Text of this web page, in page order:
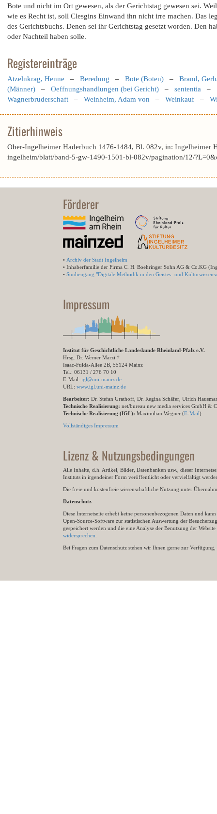
Bote und nicht im Ort gewesen, als der Gerichtstag gewesen sei.
wie es Recht ist, soll Clesgins Einwand ihn nicht irre machen. Das
des Gerichtsbuchs. Denen sei ihr Gerichtstag gesetzt worden. Den
oder Nachteil haben solle.
Registereinträge
Atzelnkrag, Henne – Beredung – Bote (Boten) – Brand,
(Männer) – Oeffnungshandlungen (bei Gericht) – sententia –
Wagnerbruderschaft – Weinheim, Adam von – Weinkauf –
Zitierhinweis
Ober-Ingelheimer Haderbuch 1476-1484, Bl. 082v, in: Ingelheimer
ingelheim/blatt/band-5-gw-1490-1501-bl-082v/pagination/12/
Förderer
• Archiv der Stadt Ingelheim
• Inhaberfamilie der Firma C. H. Boehringer Sohn AG & Co.KG
• Studiengang "Digitale Methodik in den Geistes- und
Impressum
Institut für Geschichtliche Landeskunde Rheinland-Pfalz e.V.
Hrsg. Dr. Werner Marzi †
Isaac-Fulda-Allee 2B, 55124 Mainz
Tel.: 06131 / 276 70 10
E-Mail: igl@uni-mainz.de
URL: www.igl.uni-mainz.de
Bearbeiter: Dr. Stefan Grathoff, Dr. Regina Schäfer, Ulrich
Technische Realisierung: net/bureau new media services GmbH &
Technische Realisierung (IGL): Maximilian Wegner (E-Mail)
Vollständiges Impressum
Lizenz & Nutzungsbedingungen
Alle Inhalte, d.h. Artikel, Bilder, Datenbanken usw., dieser
Instituts in irgendeiner Form veröffentlicht oder vervielfältigt
Die freie und kostenfreie wissenschaftliche Nutzung unter
Datenschutz
Diese Internetseite erhebt keine personenbezogenen Daten und
Open-Source-Software zur statistischen Auswertung der
gespeichert werden und die eine Analyse der Benutzung der
widersprechen
Bei Fragen zum Datenschutz stehen wir Ihnen gerne zur